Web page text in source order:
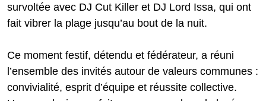
survoltée avec DJ Cut Killer et DJ Lord Issa, qui ont
fait vibrer la plage jusqu’au bout de la nuit.
Ce moment festif, détendu et fédérateur, a réuni
l’ensemble des invités autour de valeurs communes :
convivialité, esprit d’équipe et réussite collective.